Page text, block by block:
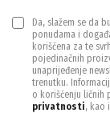
Da, slažem se da
ponudama i
korišćena za te
pojedinačnih
unaprijeđenje
trenutku.
o korišćenju ličnih
privatnosti, kao